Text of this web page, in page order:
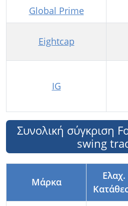
Global Prime
Eightcap
IG
Συνολική σύγκριση
swing
Μάρκα
Ελαχ.